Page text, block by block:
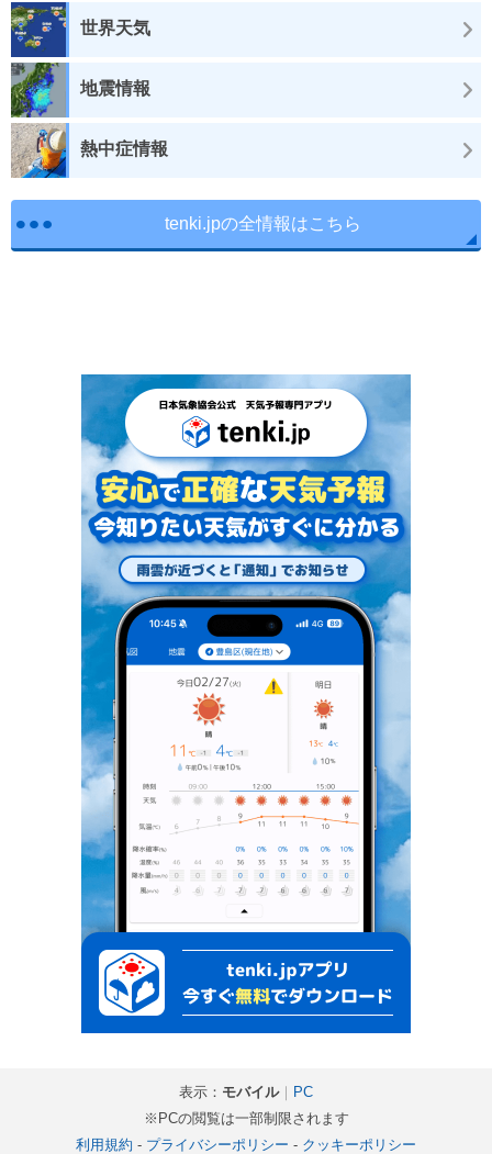
世界天気
地震情報
熱中症情報
tenki.jpの全情報はこちら
表示： モバイル｜ PC
※PCの閲覧は一部制限されます
利用規約 - プライバシーポリシー - クッキーポリシー